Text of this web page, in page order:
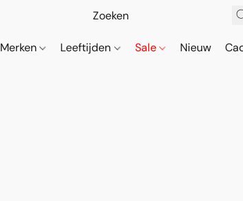
Merken Leeftijden Sale Nieuw